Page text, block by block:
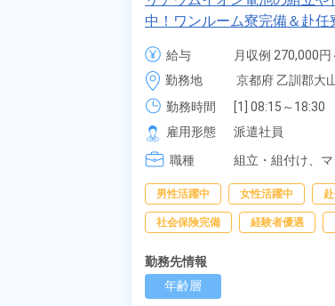
中！ワンルーム寮完備＆赴
崎町》
給与
月収例 270,000
時給 1,400円～
勤務地
京都府 乙訓郡大
勤務時間
[1] 08:15～18:30
[2] 20:15～06:30
[3] 08:15～17:00
[4] 20:15～05:00
雇用形態
派遣社員
職種
組立・組付け、
男性活躍中 女性活躍中
社会保険完備 経験者優遇
勤務先情報
年齢層